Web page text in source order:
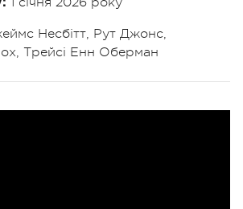
Несбітт, Рут Джонс,
Трейсі Енн Оберман